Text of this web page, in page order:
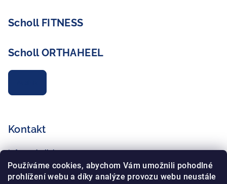
Používáme cookies, abychom Vám umožnili pohodlné
prohlížení webu a díky analýze provozu webu neustále
Scholl FITNESS
Scholl ORTHAHEEL
Kontakt
info@schollshop.cz
+420 725 172 135
+420 734 765 321